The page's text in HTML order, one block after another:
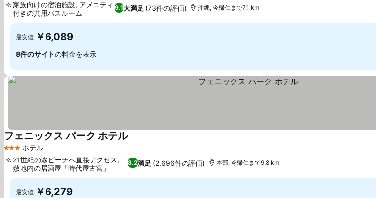
9.1大満足 (73件の評価)
家族向けの宿泊施設, アメニティ
付きの共用バスルーム
沖縄, 今帰仁まで7.1 km
最安値 ￥6,089
8件のサイトの料金を表示
3 ホテルのランク
ホテル
フェニックス パーク ホテル
8.2満足 (2,696件の評価)
21世紀の森ビーチへ直接アクセス,
敷地内の居酒屋「時代屋古宮」
本部, 今帰仁まで9.8 km
最安値 ￥6,279